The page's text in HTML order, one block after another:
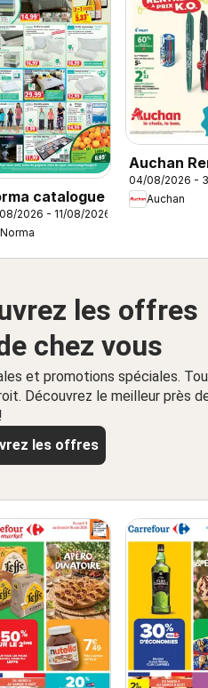
catalogue
2026 - 11/08/2026
Norma
Auchan
scolaire
04/08/2026 -
Auchan
les offres
chez vous
et promotions spéciales.
Découvrez le meilleur près
les offres